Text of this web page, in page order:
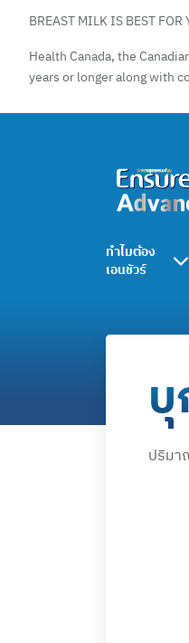
BREAST MILK IS BEST FOR
Health Canada, the
years or longer along with
ทำไมต้อง
เอนชัวร์
ปริมา